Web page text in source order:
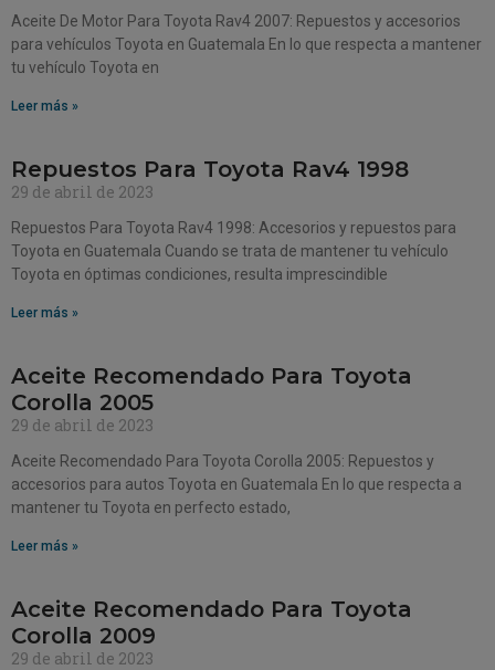
Aceite De Motor Para Toyota Rav4 2007: Repuestos y accesorios
para vehículos Toyota en Guatemala En lo que respecta a mantener
tu vehículo Toyota en
Leer más »
Repuestos Para Toyota Rav4 1998
29 de abril de 2023
Repuestos Para Toyota Rav4 1998: Accesorios y repuestos para
Toyota en Guatemala Cuando se trata de mantener tu vehículo
Toyota en óptimas condiciones, resulta imprescindible
Leer más »
Aceite Recomendado Para Toyota
Corolla 2005
29 de abril de 2023
Aceite Recomendado Para Toyota Corolla 2005: Repuestos y
accesorios para autos Toyota en Guatemala En lo que respecta a
mantener tu Toyota en perfecto estado,
Leer más »
Aceite Recomendado Para Toyota
Corolla 2009
29 de abril de 2023